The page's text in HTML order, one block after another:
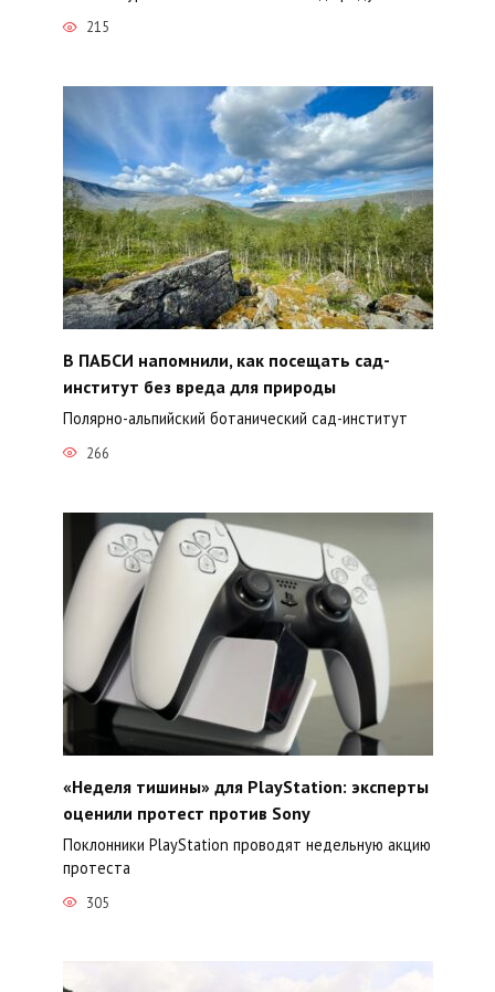
215
В ПАБСИ напомнили, как посещать сад-
институт без вреда для природы
Полярно-альпийский ботанический сад-институт
266
«Неделя тишины» для PlayStation: эксперты
оценили протест против Sony
Поклонники PlayStation проводят недельную акцию
протеста
305